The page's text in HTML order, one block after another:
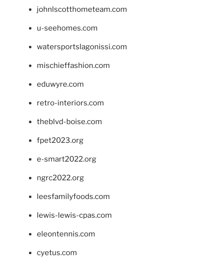
johnlscotthometeam.com
u-seehomes.com
watersportslagonissi.com
mischieffashion.com
eduwyre.com
retro-interiors.com
theblvd-boise.com
fpet2023.org
e-smart2022.org
ngrc2022.org
leesfamilyfoods.com
lewis-lewis-cpas.com
eleontennis.com
cyetus.com